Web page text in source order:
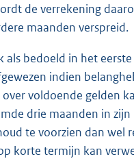
de verrekening
maanden verspreid.
als bedoeld in het
indien
voldoende gelden
drie maanden in zijn
te voorzien dan wel
korte termijn kan